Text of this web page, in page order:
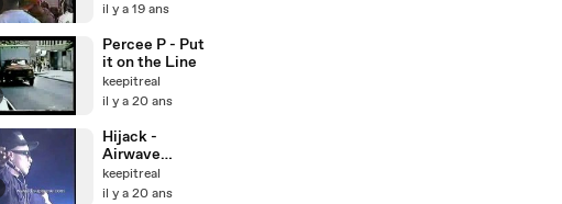
il y a 19 ans
Percee P - Put
it on the Line
keepitreal
il y a 20 ans
Hijack -
Airwave
Hijack
keepitreal
il y a 20 ans